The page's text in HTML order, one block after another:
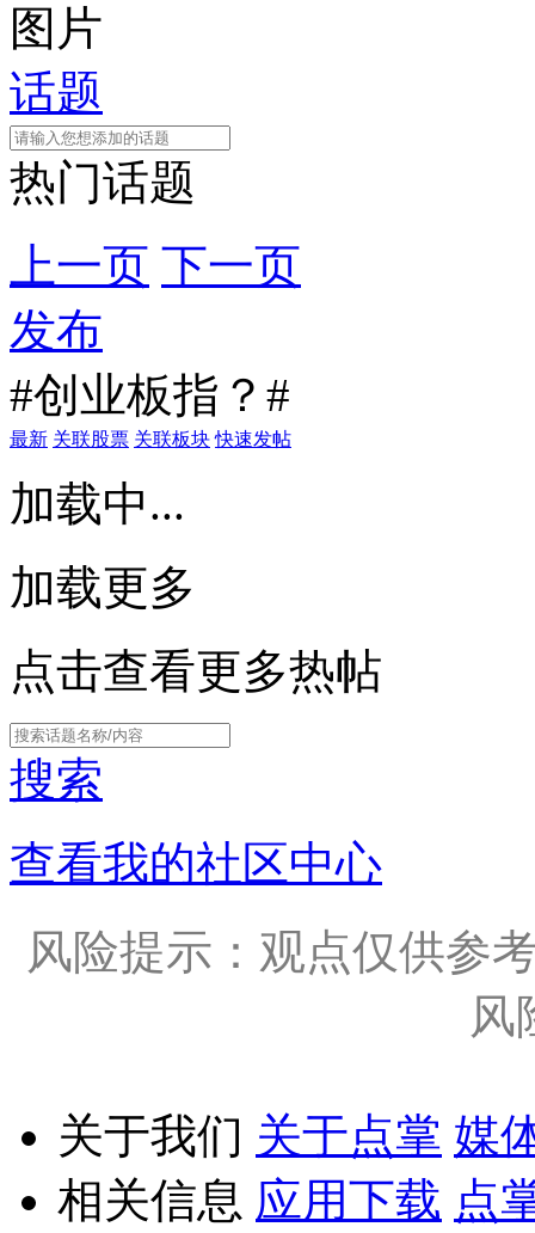
图片
话题
热门话题
上一页 下一页
发布
#创业板指？#
最新 关联股票 关联板块 快速发帖
加载中...
加载更多
点击查看更多热帖
搜索
查看我的社区中心
风险提示：观点仅供参
风
关于我们 关于点掌 媒
相关信息 应用下载 点